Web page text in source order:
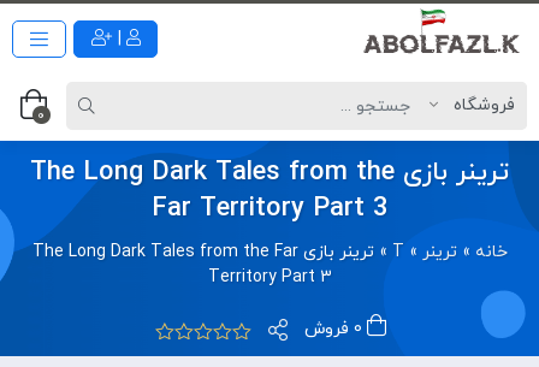
0
ترینر بازی The Long Dark Tales from the
Far Territory Part 3
خانه »ترینر »
T
»
ترینر بازی The Long Dark Tales from the Far
Territory Part 3